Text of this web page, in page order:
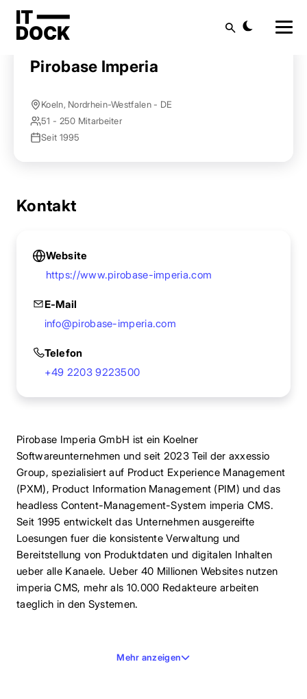
Startseite Anbieter finden
Pirobase Imperia
Koeln, Nordrhein-Westfalen - DE
51 - 250 Mitarbeiter
Seit 1995
Kontakt
Website
https://www.pirobase-imperia.com
E-Mail
info@pirobase-imperia.com
Telefon
+49 2203 9223500
Pirobase Imperia GmbH ist ein Koelner
Softwareunternehmen und seit 2023 Teil der axxessio
Group, spezialisiert auf Product Experience Management
(PXM), Product Information Management (PIM) und das
headless Content-Management-System imperia CMS.
Seit 1995 entwickelt das Unternehmen ausgereifte
Loesungen fuer die konsistente Verwaltung und
Bereitstellung von Produktdaten und digitalen Inhalten
ueber alle Kanaele. Ueber 40 Millionen Websites nutzen
imperia CMS, mehr als 10.000 Redakteure arbeiten
taeglich in den Systemen.
Mehr anzeigen